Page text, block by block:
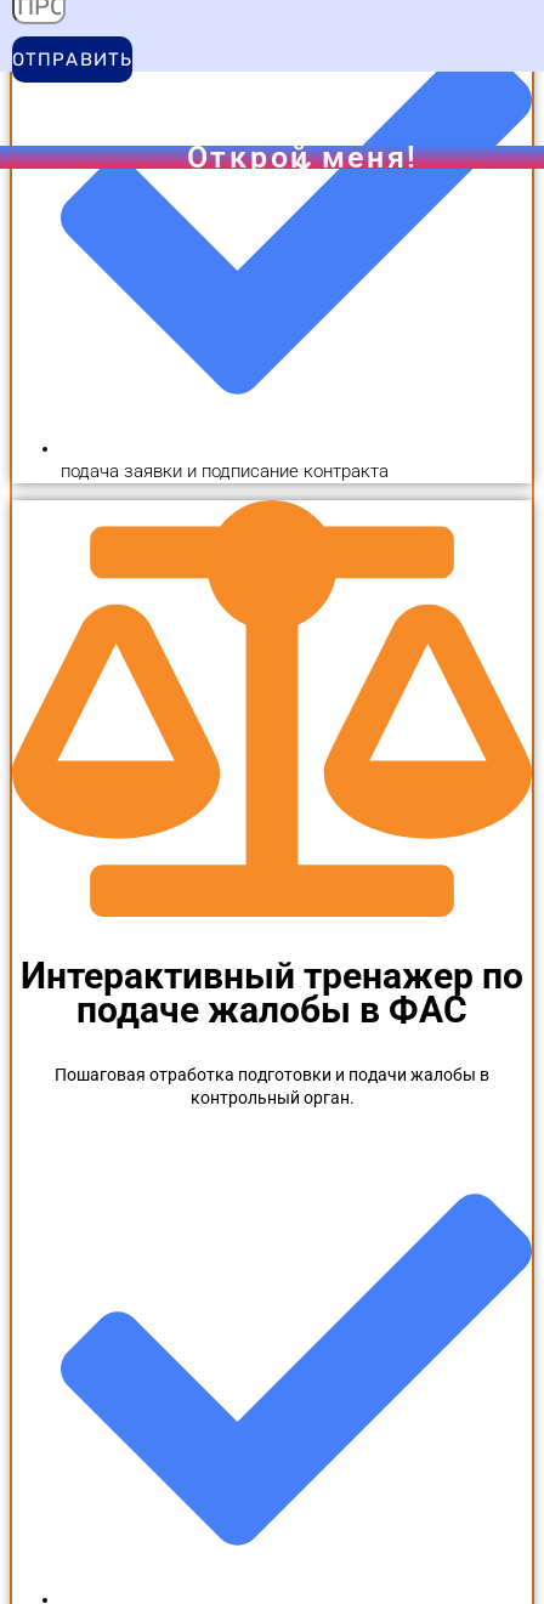
подача заявки и подписание контракта
Интерактивный тренажер по
подаче жалобы в ФАС
Пошаговая отработка подготовки и подачи жалобы в
контрольный орган.
ОТПРАВИТЬ
Открой меня!